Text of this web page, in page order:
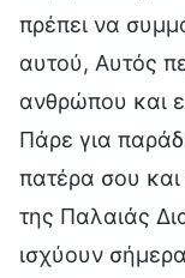
πρέπει να
αυτού, Αυτός
ανθρώπου και
Πάρε για
πατέρα σου
της Παλαιάς
ισχύουν